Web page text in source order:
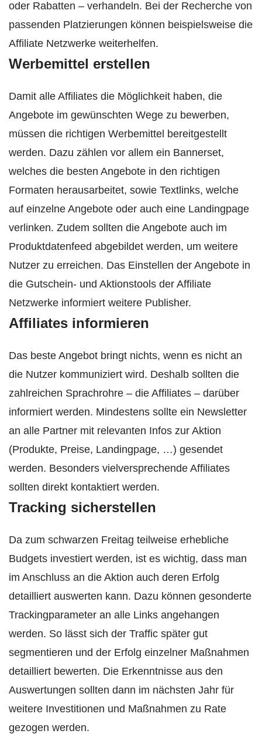
oder Rabatten – verhandeln. Bei der Recherche von
passenden Platzierungen können beispielsweise die
Affiliate Netzwerke weiterhelfen.
Werbemittel erstellen
Damit alle Affiliates die Möglichkeit haben, die
Angebote im gewünschten Wege zu bewerben,
müssen die richtigen Werbemittel bereitgestellt
werden. Dazu zählen vor allem ein Bannerset,
welches die besten Angebote in den richtigen
Formaten herausarbeitet, sowie Textlinks, welche
auf einzelne Angebote oder auch eine Landingpage
verlinken. Zudem sollten die Angebote auch im
Produktdatenfeed abgebildet werden, um weitere
Nutzer zu erreichen. Das Einstellen der Angebote in
die Gutschein- und Aktionstools der Affiliate
Netzwerke informiert weitere Publisher.
Affiliates informieren
Das beste Angebot bringt nichts, wenn es nicht an
die Nutzer kommuniziert wird. Deshalb sollten die
zahlreichen Sprachrohre – die Affiliates – darüber
informiert werden. Mindestens sollte ein Newsletter
an alle Partner mit relevanten Infos zur Aktion
(Produkte, Preise, Landingpage, …) gesendet
werden. Besonders vielversprechende Affiliates
sollten direkt kontaktiert werden.
Tracking sicherstellen
Da zum schwarzen Freitag teilweise erhebliche
Budgets investiert werden, ist es wichtig, dass man
im Anschluss an die Aktion auch deren Erfolg
detailliert auswerten kann. Dazu können gesonderte
Trackingparameter an alle Links angehangen
werden. So lässt sich der Traffic später gut
segmentieren und der Erfolg einzelner Maßnahmen
detailliert bewerten. Die Erkenntnisse aus den
Auswertungen sollten dann im nächsten Jahr für
weitere Investitionen und Maßnahmen zu Rate
gezogen werden.